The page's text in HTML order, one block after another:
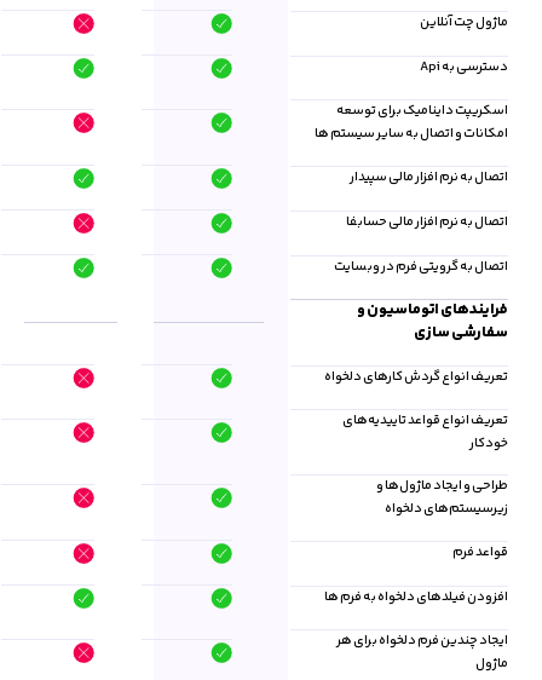
ماژول چت آنلاین
دسترسی به Api
اسکریپت داینامیک برای توسعه
امکانات و اتصال به سایر سیستم ها
اتصال به نرم افزار مالی سپیدار
اتصال به نرم افزار مالی حسابفا
اتصال به گرویتی فرم در وبسایت
فرایندهای اتوماسیون و
سفارشی سازی
تعریف انواع گردش کارهای دلخواه
تعریف انواع قواعد تاییدیه‌های
خودکار
طراحی و ایجاد ماژول‌ها و
زیرسیستم‌های دلخواه
قواعد فرم
افزودن فیلدهای دلخواه به فرم ها
ایجاد چندین فرم دلخواه برای هر
ماژول